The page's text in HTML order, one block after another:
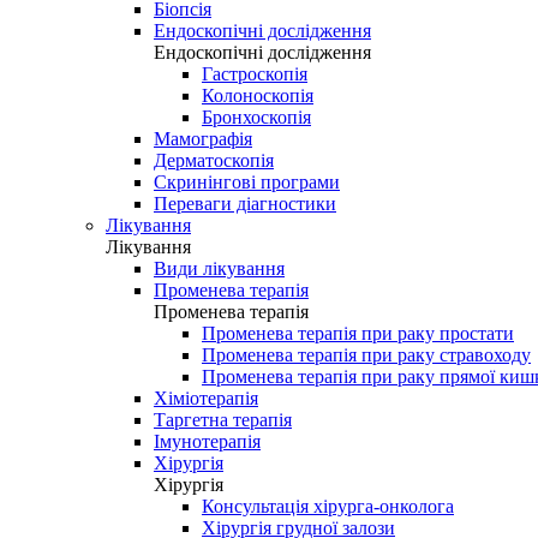
Біопсія
Ендоскопічні дослідження
Ендоскопічні дослідження
Гастроскопія
Колоноскопія
Бронхоскопія
Мамографія
Дерматоскопія
Скринінгові програми
Переваги діагностики
Лікування
Лікування
Види лікування
Променева терапія
Променева терапія
Променева терапія при раку простати
Променева терапія при раку стравоходу
Променева терапія при раку прямої
Хіміотерапія
Таргетна терапія
Імунотерапія
Хірургія
Хірургія
Консультація хірурга-онколога
Хірургія грудної залози